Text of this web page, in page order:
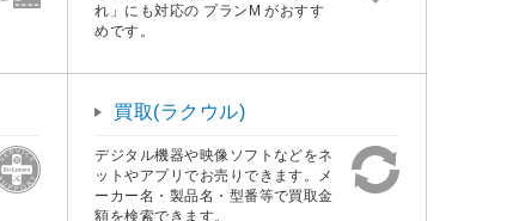
れ」にも対応の プランM がおすす
めです。
買取(ラクウル)
デジタル機器や映像ソフトなどをネ
ットやアプリでお売りできます。メ
ーカー名・製品名・型番等で買取金
額を検索できます。